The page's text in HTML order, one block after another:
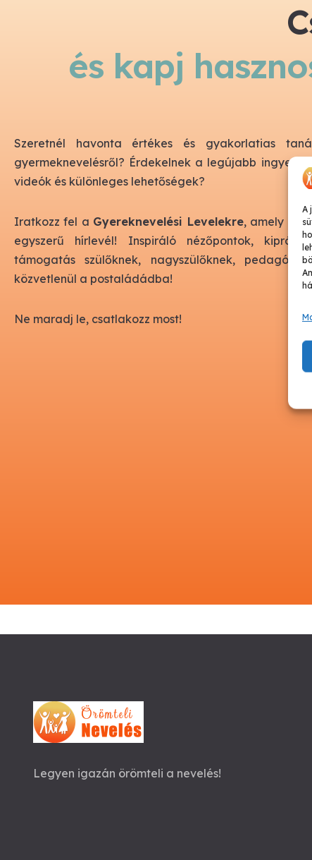
A
és kapj
Szeretnél havonta értékes és gyakorlatias
gyermeknevelésről? Érdekelnek a legújabb ingyenes
videók és különleges lehetőségek?
Iratkozz fel a Gyereknevelési Levelekre, amely
egyszerű hírlevél! Inspiráló nézőpontok,
támogatás szülőknek, nagyszülőknek,
közvetlenül a postaládádba!
Ne maradj le, csatlakozz most!
Legyen igazán örömteli a nevelés!